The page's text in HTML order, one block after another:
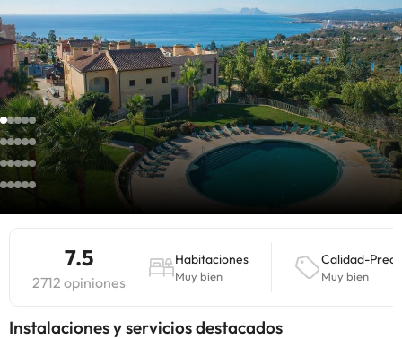
7.5
2712 opiniones
Habitaciones
Muy bien
Calidad-
Muy bien
Instalaciones y servicios destacados